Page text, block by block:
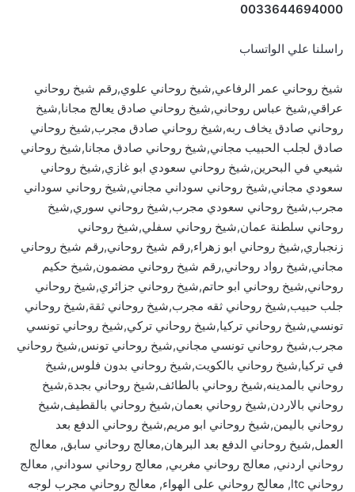
0033644694000
راسلنا علي الواتساب
شيخ روحاني عمر الرفاعي,شيخ روحاني علوي,رقم شيخ روحاني
عراقي,شيخ عباس روحاني,شيخ روحاني صادق يعالج مجانا,شيخ
روحاني صادق يخاف ربه,شيخ روحاني صادق مجرب,شيخ روحاني
صادق لجلب الحبيب مجاني,شيخ روحاني صادق مجانا,شيخ روحاني
شيعي في البحرين,شيخ روحاني سعودي ابو غازي,شيخ روحاني
سعودي مجاني,شيخ روحاني سوداني مجاني,شيخ روحاني سوداني
مجرب,شيخ روحاني سعودي مجرب,شيخ روحاني سوري,شيخ
روحاني سلطنة عمان,شيخ روحاني سفلي,شيخ روحاني
زنجباري,شيخ روحاني ابو زهراء,رقم شيخ روحاني,رقم شيخ روحاني
مجاني,شيخ رواد روحاني,رقم شيخ روحاني مضمون,شيخ حكيم
روحاني,شيخ روحاني ابو حاتم,شيخ روحاني جزائري,شيخ روحاني
جلب حبيب,شيخ روحاني ثقه مجرب,شيخ روحاني ثقة,شيخ روحاني
تونسي,شيخ روحاني تركيا,شيخ روحاني تركي,شيخ روحاني تونسي
مجرب,شيخ روحاني تونسي مجاني,شيخ روحاني تونس,شيخ روحاني
في تركيا,شيخ روحاني بالكويت,شيخ روحاني بدون فلوس,شيخ
روحاني بالمدينه,شيخ روحاني بالطائف,شيخ روحاني بجدة,شيخ
روحاني بالاردن,شيخ روحاني بعمان,شيخ روحاني بالقطيف,شيخ
روحاني باليمن,شيخ روحاني ابو مريم,شيخ روحاني الدفع بعد
العمل,شيخ روحاني الدفع بعد البرهان,معالج روحاني سابق, معالج
روحاني اردني, معالج روحاني مغربي, معالج روحاني سوداني, معالج
روحاني ltc, معالج روحاني على الهواء, معالج روحاني مجرب لوجه